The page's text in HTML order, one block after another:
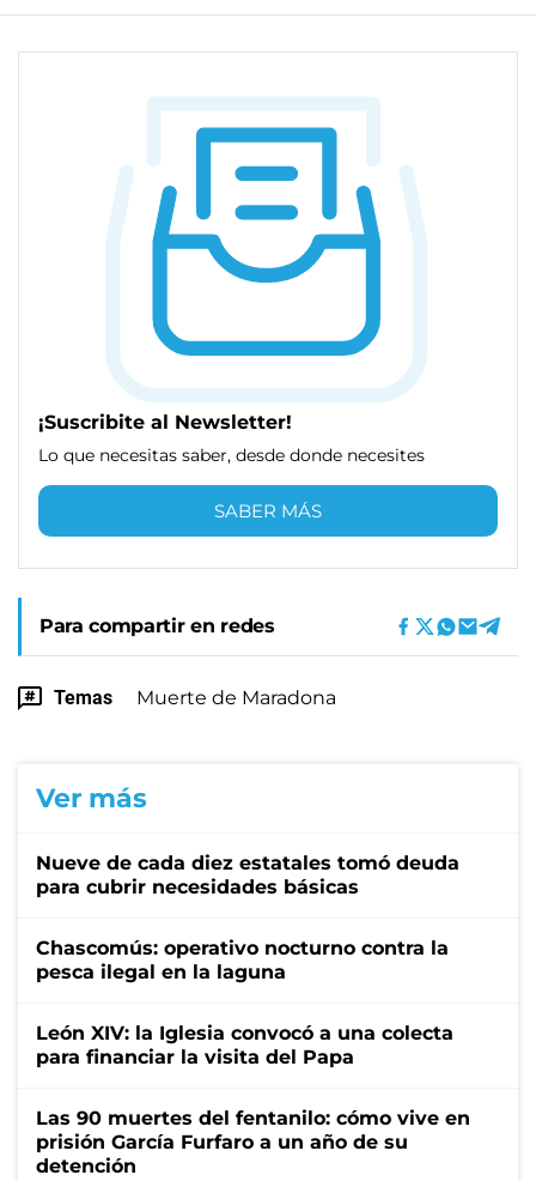
¡Suscribite al Newsletter!
Lo que necesitas saber, desde donde necesites
SABER MÁS
Para compartir en redes
Temas Muerte de Maradona
Ver más
Nueve de cada diez estatales tomó deuda
para cubrir necesidades básicas
Chascomús: operativo nocturno contra la
pesca ilegal en la laguna
León XIV: la Iglesia convocó a una colecta
para financiar la visita del Papa
Las 90 muertes del fentanilo: cómo vive en
prisión García Furfaro a un año de su
detención